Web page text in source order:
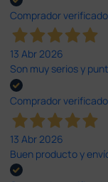
Comprador verificado
13 Abr 2026
Son muy serios y
Comprador verificado
13 Abr 2026
Buen producto y